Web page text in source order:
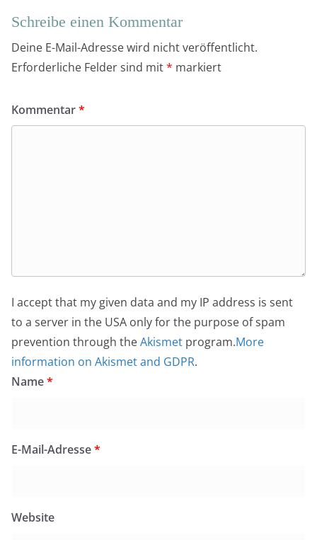
Schreibe einen Kommentar
Deine E-Mail-Adresse wird nicht veröffentlicht.
Erforderliche Felder sind mit* markiert
Kommentar*
I accept that my given data and my IP address is sent
to a server in the USA only for the purpose of spam
prevention through theAkismet program.More
information on Akismet and GDPR.
Name*
E-Mail-Adresse*
Website